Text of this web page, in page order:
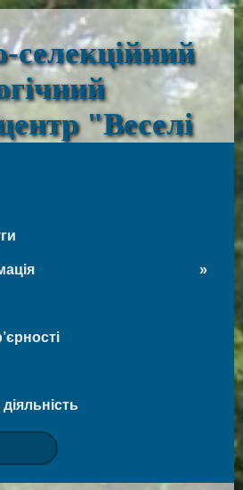
селекційний
"Веселі